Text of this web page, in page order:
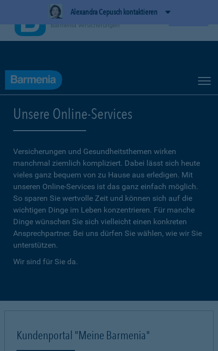
Alexandra Cepusch kontaktieren
Unsere Online-Services
Versicherungen und Gesundheitsthemen wirken
manchmal ziemlich kompliziert. Dabei lässt sich heute
vieles ganz bequem von zu Hause aus erledigen. Mit
unseren Online-Services ist das ganz einfach möglich.
So sparen Sie wertvolle Zeit und können sich auf die
wichtigen Dinge im Leben konzentrieren. Für manche
Dinge wünschen Sie sich vielleicht einen konkreten
Ansprechpartner. Bei uns dürfen Sie wählen, wie wir Sie
unterstützen.
Wir sind für Sie da.
Kundenportal "Meine Barmenia"
BarmeniaApp
Barmenia Versicherungen